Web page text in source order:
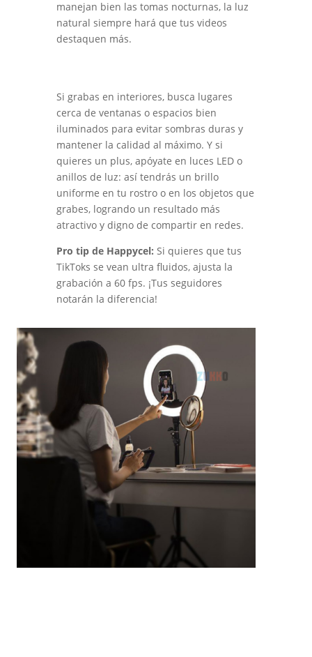
manejan bien las tomas nocturnas, la luz
natural siempre hará que tus videos
destaquen más.
Si grabas en interiores, busca lugares
cerca de ventanas o espacios bien
iluminados para evitar sombras duras y
mantener la calidad al máximo. Y si
quieres un plus, apóyate en luces LED o
anillos de luz: así tendrás un brillo
uniforme en tu rostro o en los objetos que
grabes, logrando un resultado más
atractivo y digno de compartir en redes.
Pro tip de Happycel: Si quieres que tus
TikToks se vean ultra fluidos, ajusta la
grabación a 60 fps. ¡Tus seguidores
notarán la diferencia!